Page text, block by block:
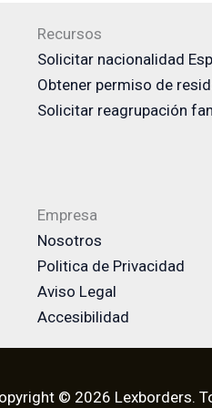
Recursos
Solicitar nacionalidad
Obtener permiso de
Solicitar reagrupación
Empresa
Nosotros
Politica de Privacidad
Aviso Legal
Accesibilidad
© 2026 Lexborders.